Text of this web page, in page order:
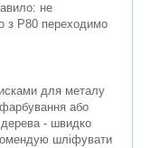
не
з P80 переходимо
для металу
або
- швидко
шліфувати